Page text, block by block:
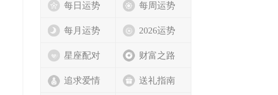
每日运势 每周运势
每月运势 2026运势
星座配对 财富之路
追求爱情 送礼指南